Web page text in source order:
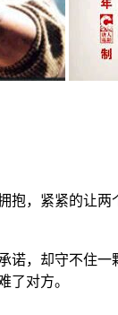
，紧紧的让
，却守不住
了对方。